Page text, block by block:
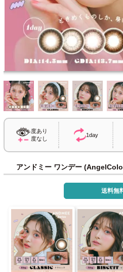
度あり
度なし
1day
アンドミー ワンデー
送料無